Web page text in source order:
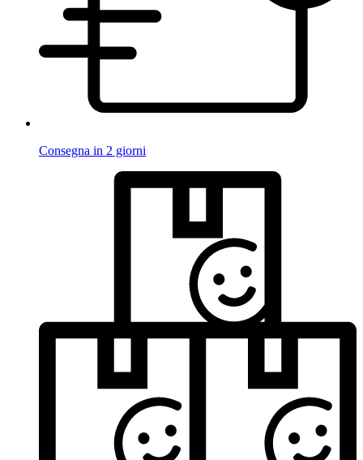
Consegna in 2 giorni